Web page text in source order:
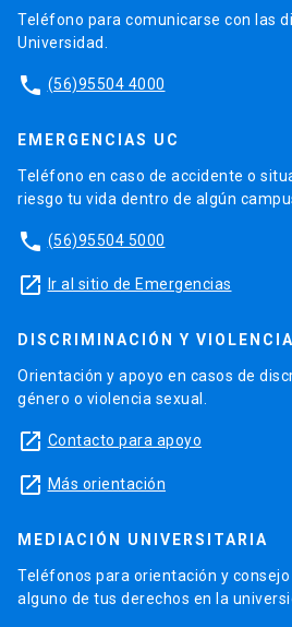
Teléfono para comunicarse con las
Universidad.
phone (56)95504 4000
EMERGENCIAS UC
Teléfono en caso de accidente o
riesgo tu vida dentro de algún
phone (56)95504 5000
launch Ir al sitio de Emergencias
DISCRIMINACIÓN Y VIOLENCIA
Orientación y apoyo en casos de
género o violencia sexual.
launch Contacto para apoyo
launch Más orientación
MEDIACIÓN UNIVERSITARIA
Teléfonos para orientación y
alguno de tus derechos en la